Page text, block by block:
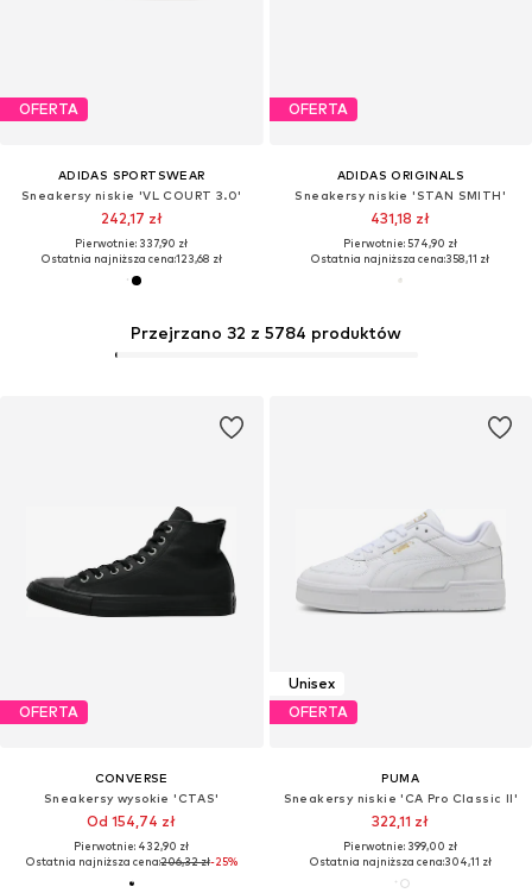
OFERTA
ADIDAS SPORTSWEAR
Sneakersy niskie 'VL COURT 3.0'
242,17 zł
Pierwotnie: 337,90 zł
Ostatnia najniższa cena:123,68 zł
OFERTA
ADIDAS ORIGINALS
Sneakersy niskie 'STAN SMITH'
431,18 zł
Pierwotnie: 574,90 zł
Ostatnia najniższa cena:358,11 zł
OFERTA
CONVERSE
Sneakersy wysokie 'CTAS'
Od 154,74 zł
Pierwotnie: 432,90 zł
Ostatnia najniższa cena:206,32 zł-25%
Unisex
OFERTA
PUMA
Sneakersy niskie 'CA Pro Classic II'
322,11 zł
Pierwotnie: 399,00 zł
Ostatnia najniższa cena:304,11 zł
Przejrzano 32 z 5784 produktów